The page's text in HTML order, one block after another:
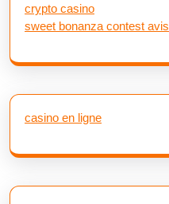
crypto casino
sweet bonanza contest avis
casino en ligne